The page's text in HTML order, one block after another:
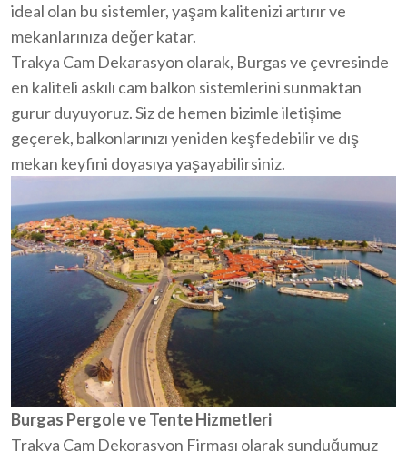
ideal olan bu sistemler, yaşam kalitenizi artırır ve
mekanlarınıza değer katar.
Trakya Cam Dekarasyon olarak, Burgas ve çevresinde
en kaliteli askılı cam balkon sistemlerini sunmaktan
gurur duyuyoruz. Siz de hemen bizimle iletişime
geçerek, balkonlarınızı yeniden keşfedebilir ve dış
mekan keyfini doyasıya yaşayabilirsiniz.
Burgas Pergole ve Tente Hizmetleri
Trakya Cam Dekorasyon Firması olarak sunduğumuz